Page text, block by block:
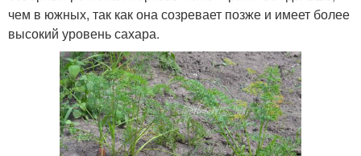
чем в южных, так как она созревает позже и имеет более
высокий уровень сахара.